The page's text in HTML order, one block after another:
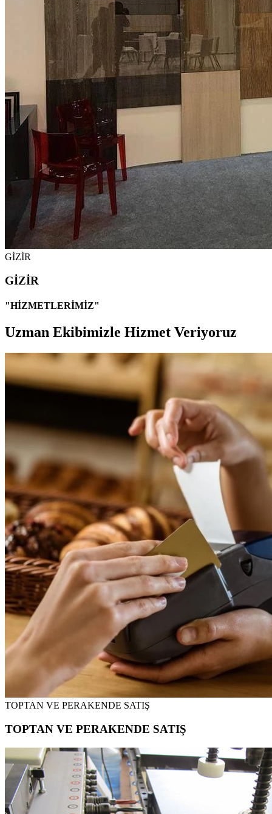
GİZİR
GİZİR
"HİZMETLERİMİZ"
Uzman Ekibimizle Hizmet Veriyoruz
TOPTAN VE PERAKENDE SATIŞ
TOPTAN VE PERAKENDE SATIŞ